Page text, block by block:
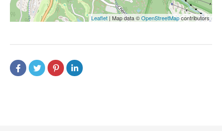
Leaflet | Map data ©OpenStreetMapcontributors